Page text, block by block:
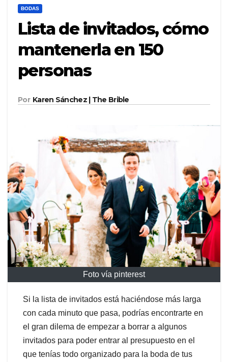
BODAS
Lista de invitados, cómo
mantenerla en 150
personas
Por Karen Sánchez | The Brible
Foto vía pinterest
Si la lista de invitados está haciéndose más larga
con cada minuto que pasa, podrías encontrarte en
el gran dilema de empezar a borrar a algunos
invitados para poder entrar al presupuesto en el
que tenías todo organizado para la boda de tus